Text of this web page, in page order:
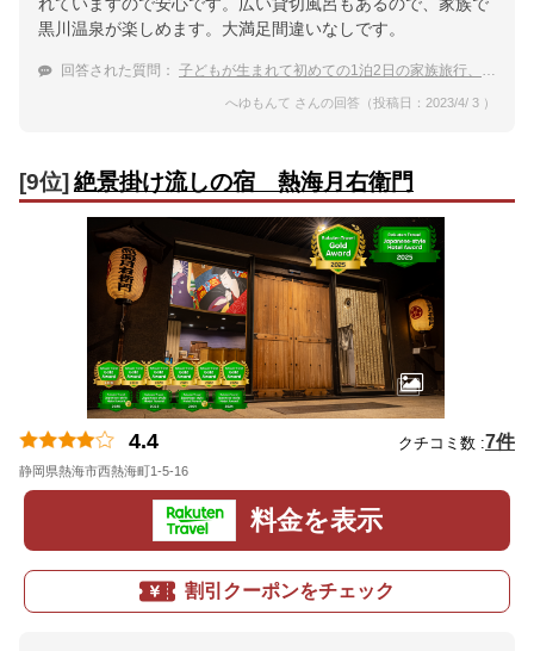
黒川温泉が楽しめます。大満足間違いなしです。
回答された質問： 子どもが生まれて初めての1泊2日の家族旅行、部屋風呂がある黒川温泉の宿を教えて下さい。
へゆもんて さんの回答（投稿日：2023/4/ 3 ）
[9位] 絶景掛け流しの宿 熱海月右衛門
4.4 クチコミ数 :7件
静岡県熱海市西熱海町1-5-16
料金を表示
割引クーポンをチェック